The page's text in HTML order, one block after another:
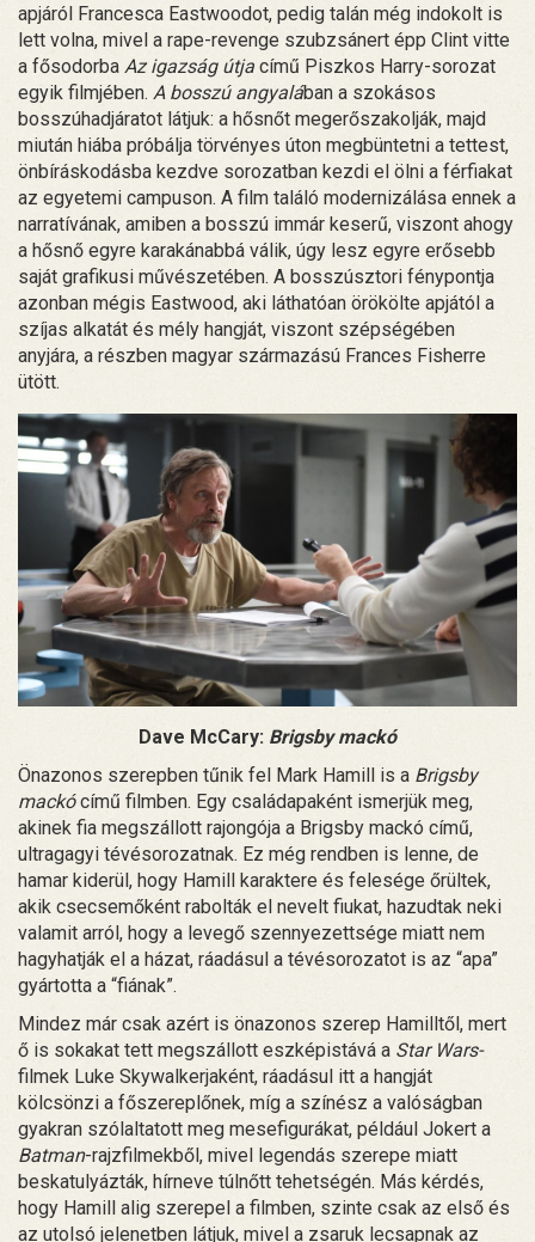
apjáról Francesca Eastwoodot, pedig talán még indokolt is
lett volna, mivel a rape-revenge szubzsánert épp Clint vitte
a fősodorba Az igazság útja című Piszkos Harry-sorozat
egyik filmjében. A bosszú angyalában a szokásos
bosszúhadjáratot látjuk: a hősnőt megerőszakolják, majd
miután hiába próbálja törvényes úton megbüntetni a tettest,
önbíráskodásba kezdve sorozatban kezdi el ölni a férfiakat
az egyetemi campuson. A film találó modernizálása ennek a
narratívának, amiben a bosszú immár keserű, viszont ahogy
a hősnő egyre karakánabbá válik, úgy lesz egyre erősebb
saját grafikusi művészetében. A bosszúsztori fénypontja
azonban mégis Eastwood, aki láthatóan örökölte apjától a
szíjas alkatát és mély hangját, viszont szépségében
anyjára, a részben magyar származású Frances Fisherre
ütött.
Dave McCary: Brigsby mackó
Önazonos szerepben tűnik fel Mark Hamill is a Brigsby
mackócímű filmben. Egy családapaként ismerjük meg,
akinek fia megszállott rajongója a Brigsby mackó című,
ultragagyi tévésorozatnak. Ez még rendben is lenne, de
hamar kiderül, hogy Hamill karaktere és felesége őrültek,
akik csecsemőként rabolták el nevelt fiukat, hazudtak neki
valamit arról, hogy a levegő szennyezettsége miatt nem
hagyhatják el a házat, ráadásul a tévésorozatot is az “apa”
gyártotta a “fiának”.
Mindez már csak azért is önazonos szerep Hamilltől, mert
ő is sokakat tett megszállott eszképistává a Star Wars-
filmek Luke Skywalkerjaként, ráadásul itt a hangját
kölcsönzi a főszereplőnek, míg a színész a valóságban
gyakran szólaltatott meg mesefigurákat, például Jokert a
Batman-rajzfilmekből, mivel legendás szerepe miatt
beskatulyázták, hírneve túlnőtt tehetségén. Más kérdés,
hogy Hamill alig szerepel a filmben, szinte csak az első és
az utolsó jelenetben látjuk, mivel a zsaruk lecsapnak az